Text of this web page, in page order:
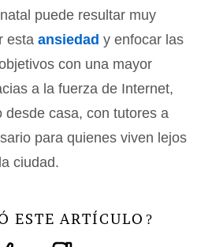
puede resultar muy
esta ansiedad y enfocar las
con una mayor
a la fuerza de Internet,
desde casa, con tutores a
para quienes viven lejos
ciudad.
ESTE ARTÍCULO ?